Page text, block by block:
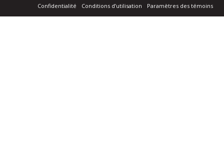
Confidentialité Conditions d’utilisation Paramètres des témoins